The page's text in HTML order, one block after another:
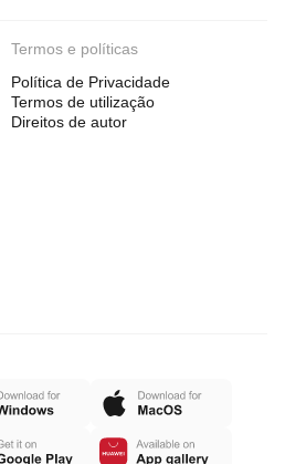
Termos e políticas
Política de Privacidade
Termos de utilização
Direitos de autor